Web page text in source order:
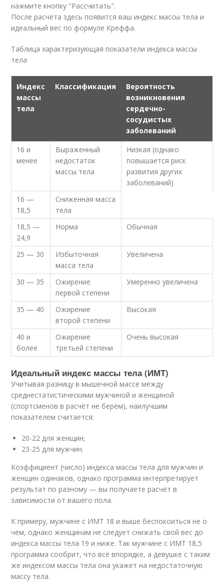
нажмите кнопку "Рассчитать".
После расчёта здесь появится ваш индекс массы тела и
идеальный вес по формуле Креффа.
Таблица характеризующая показатели индекса массы
тела
Индекс
массы
тела
Классификация
Вероятность
возникновения
сердечно-
сосудистых
заболеваний
16 и
менее
Выраженный
недостаток
массы тела
Низкая (однако
повышается риск
развития других
заболеваний)
16 —
18,5
Сниженная масса
тела
18,5 —
24,9
Норма Обычная
25 — 30
Избыточная
масса тела
Увеличена
30 — 35
Ожирение
первой степени
Умеренно увеличена
35 — 40
Ожирение
второй степени
Высокая
40 и
более
Ожирение
третьей степени
Очень высокая
Идеальный индекс массы тела (ИМТ)
Учитывая разницу в мышечной массе между
среднестатистическими мужчиной и женщиной
(спортсменов в расчёт не берём), наилучшим
показателем считается:
20-22 для женщин;
23-25 для мужчин.
Коэффициент (число) индекса массы тела для мужчин и
женщин одинаков, однако программа интерпретирует
результат по разному — вы получаете расчёт в
зависимости от вашего пола.
К примеру, мужчине с ИМТ 18 и выше беспокоиться не о
чем, однако женщинам не следует снижать свой вес до
индекса массы тела 19 и ниже. Так мужчине с ИМТ 18,5
программа сообрит, что всё впорядке, а девушке с таким
же индексом массы тела она укажет на недостаточную
массу тела.